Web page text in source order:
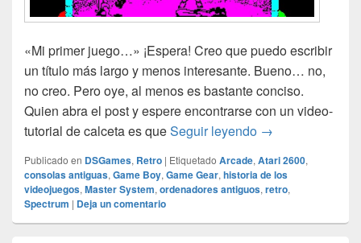
«Mi primer juego…» ¡Espera! Creo que puedo escribir
un título más largo y menos interesante. Bueno… no,
no creo. Pero oye, al menos es bastante conciso.
Quien abra el post y espere encontrarse con un video-
tutorial de calceta es queSeguir leyendo Mi primer juego
→
Publicado en DSGames, Retro | Etiquetado Arcade, Atari 2600,
consolas antiguas, Game Boy, Game Gear, historia de los
videojuegos, Master System, ordenadores antiguos, retro,
Spectrum | Deja un comentario